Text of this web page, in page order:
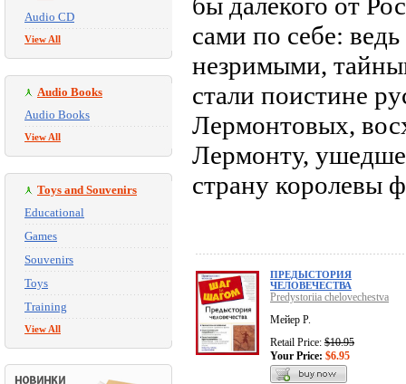
Audio CD
View All
Audio Books
Audio Books
View All
Toys and Souvenirs
Educational
Games
Souvenirs
Toys
Training
View All
сами по себе:
незримыми,
стали поистине
Лермонтовых,
Лермонту,
страну королевы
ПРЕДЫСТОРИЯ
ЧЕЛОВЕЧЕСТВА
Predystoriia chelovechestva
Мейер Р.
Retail Price: $10.95
Your Price: $6.95